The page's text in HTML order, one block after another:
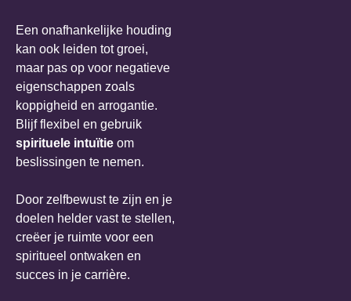
Een onafhankelijke houding
kan ook leiden tot groei,
maar pas op voor negatieve
eigenschappen zoals
koppigheid en arrogantie.
Blijf flexibel en gebruik
spirituele intuïtie om
beslissingen te nemen.
Door zelfbewust te zijn en je
doelen helder vast te stellen,
creëer je ruimte voor een
spiritueel ontwaken en
succes in je carrière.